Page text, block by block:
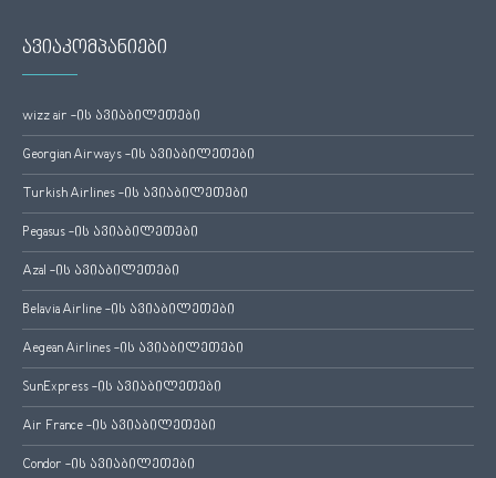
ავიაკომპანიები
wizz air -ის ავიაბილეთები
Georgian Airways -ის ავიაბილეთები
Turkish Airlines -ის ავიაბილეთები
Pegasus -ის ავიაბილეთები
Azal -ის ავიაბილეთები
Belavia Airline -ის ავიაბილეთები
Aegean Airlines -ის ავიაბილეთები
SunExpress -ის ავიაბილეთები
Air France -ის ავიაბილეთები
Condor -ის ავიაბილეთები